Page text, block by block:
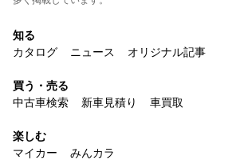
知る
カタログ
ニュース オリジナル記事
買う・売る
中古車検索
新車見積り 車買取
楽しむ
マイカー
みんカラ